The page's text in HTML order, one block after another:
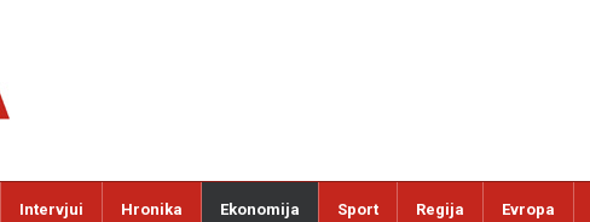
Intervjui Hronika Ekonomija Sport Regija Evropa